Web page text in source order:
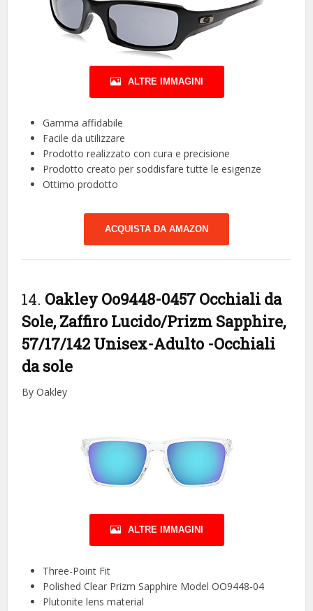
ALTRE IMMAGINI
Gamma affidabile
Facile da utilizzare
Prodotto realizzato con cura e precisione
Prodotto creato per soddisfare tutte le esigenze
Ottimo prodotto
ACQUISTA DA AMAZON
14. Oakley Oo9448-0457 Occhiali da
Sole, Zaffiro Lucido/Prizm Sapphire,
57/17/142 Unisex-Adulto -Occhiali
da sole
By Oakley
ALTRE IMMAGINI
Three-Point Fit
Polished Clear Prizm Sapphire Model OO9448-04
Plutonite lens material